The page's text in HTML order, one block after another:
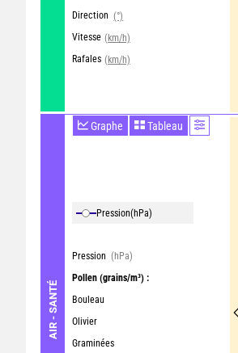
Direction (°)
Vitesse (km/h)
Rafales (km/h)
AIR - SANTÉ
Graphe Tableau
Pression(hPa)
Pression (hPa)
Pollen (grains/m³) :
Bouleau
Olivier
Graminées